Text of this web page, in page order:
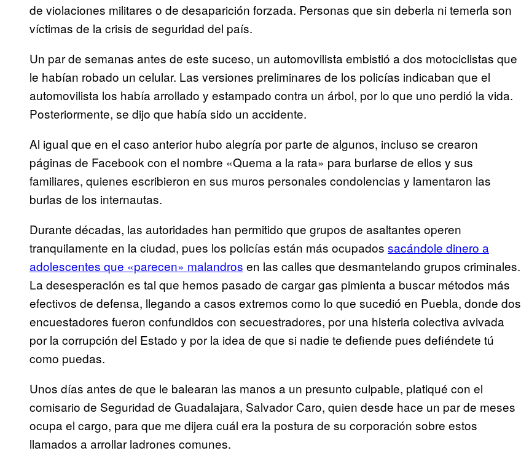
de violaciones militares o de desaparición forzada. Personas que sin deberla ni temerla son
víctimas de la crisis de seguridad del país.
Un par de semanas antes de este suceso, un automovilista embistió a dos motociclistas que
le habían robado un celular. Las versiones preliminares de los policías indicaban que el
automovilista los había arrollado y estampado contra un árbol, por lo que uno perdió la vida.
Posteriormente, se dijo que había sido un accidente.
Al igual que en el caso anterior hubo alegría por parte de algunos, incluso se crearon
páginas de Facebook con el nombre «Quema a la rata» para burlarse de ellos y sus
familiares, quienes escribieron en sus muros personales condolencias y lamentaron las
burlas de los internautas.
Durante décadas, las autoridades han permitido que grupos de asaltantes operen
tranquilamente en la ciudad, pues los policías están más ocupados sacándole dinero a
adolescentes que «parecen» malandros en las calles que desmantelando grupos criminales.
La desesperación es tal que hemos pasado de cargar gas pimienta a buscar métodos más
efectivos de defensa, llegando a casos extremos como lo que sucedió en Puebla, donde dos
encuestadores fueron confundidos con secuestradores, por una histeria colectiva avivada
por la corrupción del Estado y por la idea de que si nadie te defiende pues defiéndete tú
como puedas.
Unos días antes de que le balearan las manos a un presunto culpable, platiqué con el
comisario de Seguridad de Guadalajara, Salvador Caro, quien desde hace un par de meses
ocupa el cargo, para que me dijera cuál era la postura de su corporación sobre estos
llamados a arrollar ladrones comunes.